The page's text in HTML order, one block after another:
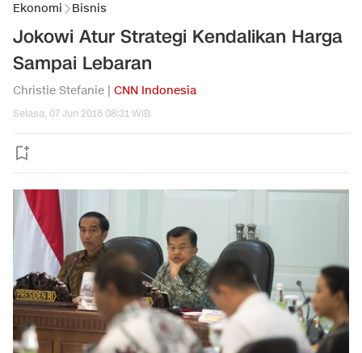
Ekonomi Bisnis
Jokowi Atur Strategi Kendalikan Harga
Sampai Lebaran
Christie Stefanie | CNN Indonesia
Selasa, 07 Jun 2016 08:31 WIB